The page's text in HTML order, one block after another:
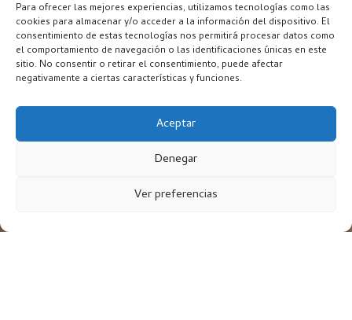
Para ofrecer las mejores experiencias, utilizamos tecnologías como las
cookies para almacenar y/o acceder a la información del dispositivo. El
consentimiento de estas tecnologías nos permitirá procesar datos como
el comportamiento de navegación o las identificaciones únicas en este
sitio. No consentir o retirar el consentimiento, puede afectar
negativamente a ciertas características y funciones.
Aceptar
Denegar
Ver preferencias